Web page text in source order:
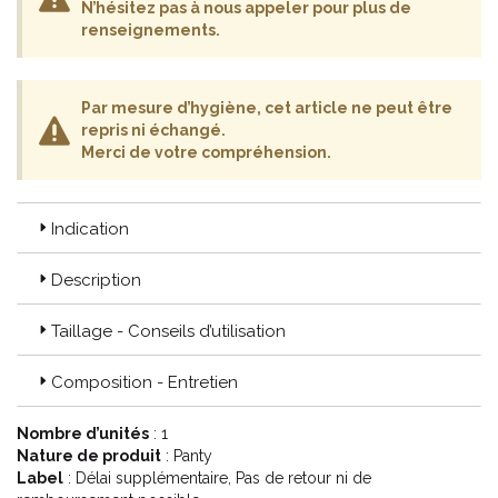
N’hésitez pas à nous appeler pour plus de
renseignements.
Par mesure d’hygiène, cet article ne peut être
repris ni échangé.
Merci de votre compréhension.
Indication
Description
Taillage - Conseils d’utilisation
Composition - Entretien
Nombre d’unités : 1
Nature de produit : Panty
Label : Délai supplémentaire, Pas de retour ni de